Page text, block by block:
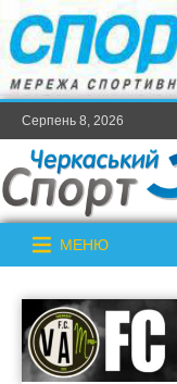
Серпень 8, 2026
МЕНЮ